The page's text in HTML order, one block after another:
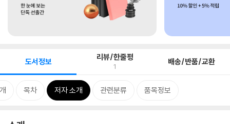
도서정보 리뷰/한줄평
1 배송/반품/교환
목차 저자 소개 관련분류 품목정보